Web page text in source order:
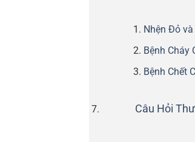
Nhện Đỏ và
Bệnh Cháy
Bệnh Chết
Câu Hỏi